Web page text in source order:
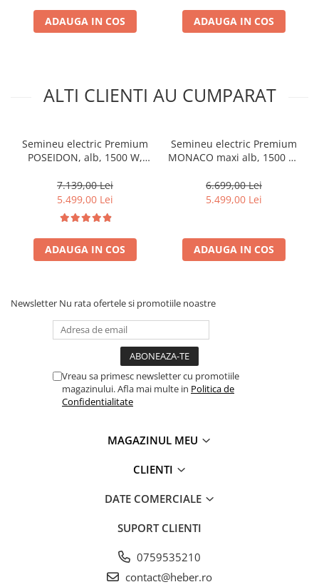
ADAUGA IN COS ADAUGA IN COS
ALTI CLIENTI AU CUMPARAT
Semineu electric Premium
POSEIDON, alb, 1500 W,
efect 3D, telecomanda
7.139,00 Lei
5.499,00 Lei
ADAUGA IN COS
Semineu electric Premium
MONACO maxi alb, 1500 W,
efect 3D, telecomanda
6.699,00 Lei
5.499,00 Lei
ADAUGA IN COS
Newsletter Nu rata ofertele si promotiile noastre
Vreau sa primesc newsletter cu promotiile
magazinului. Afla mai multe in Politica de
Confidentialitate
MAGAZINUL MEU
CLIENTI
DATE COMERCIALE
SUPORT CLIENTI
0759535210
contact@heber.ro